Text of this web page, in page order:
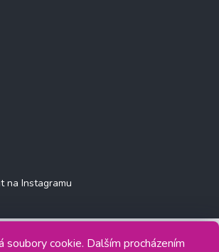
soubory cookie. Dalším procházením
na Instagramu